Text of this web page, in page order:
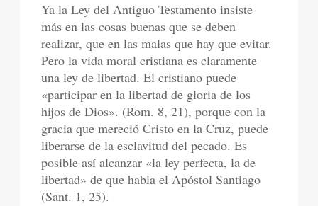
Ya la Ley del Antiguo Testamento insiste
más en las cosas buenas que se deben
realizar, que en las malas que hay que evitar.
Pero la vida moral cristiana es claramente
una ley de libertad. El cristiano puede
«participar en la libertad de gloria de los
hijos de Dios». (Rom. 8, 21), porque con la
gracia que mereció Cristo en la Cruz, puede
liberarse de la esclavitud del pecado. Es
posible así alcanzar «la ley perfecta, la de
libertad» de que habla el Apóstol Santiago
(Sant. 1, 25).